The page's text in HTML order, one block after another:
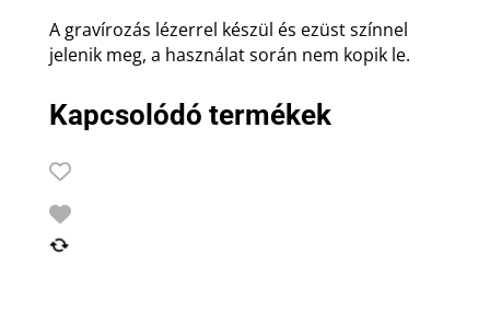
A gravírozás lézerrel készül és ezüst színnel
jelenik meg, a használat során nem kopik le.
Kapcsolódó termékek